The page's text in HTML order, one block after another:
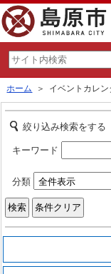
ホーム ＞ イベントカレン
絞り込み検索をする
キーワード
分類